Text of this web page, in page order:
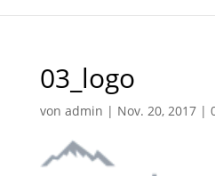
03_logo
von admin | Nov. 20, 2017|